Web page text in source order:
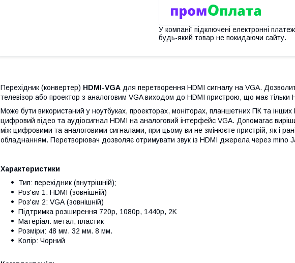
У компанії підключені електронні
будь-який товар не покидаючи сайту.
Перехідник (конвертер) HDMI-VGA для перетворення HDMI сигналу на VGA.
телевізор або проектор з аналоговим VGA виходом до HDMI пристрою, що має тільки
Може бути використаний у ноутбуках, проекторах, моніторах, планшетних ПК та
цифровий відео та аудіосигнал HDMI на аналоговий інтерфейс VGA. Допомагає
між цифровими та аналоговими сигналами, при цьому ви не змінюєте пристрій, як і
обладнанням. Перетворювач дозволяє отримувати звук із HDMI джерела через mino
Характеристики
Тип: перехідник (внутрішній);
Роз'єм 1: HDMI (зовнішній)
Роз'єм 2: VGA (зовнішній)
Підтримка розширення 720p, 1080p, 1440p, 2K
Матеріал: метал, пластик
Розміри: 48 мм. 32 мм. 8 мм.
Колір: Чорний